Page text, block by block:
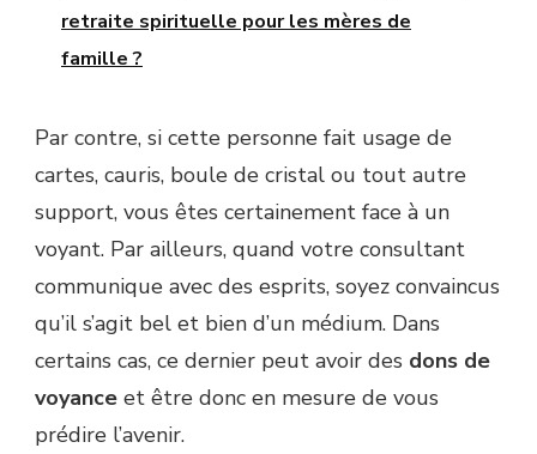
retraite spirituelle pour les mères de
famille ?
Par contre, si cette personne fait usage de
cartes, cauris, boule de cristal ou tout autre
support, vous êtes certainement face à un
voyant. Par ailleurs, quand votre consultant
communique avec des esprits, soyez convaincus
qu’il s’agit bel et bien d’un médium. Dans
certains cas, ce dernier peut avoir des dons de
voyance et être donc en mesure de vous
prédire l’avenir.